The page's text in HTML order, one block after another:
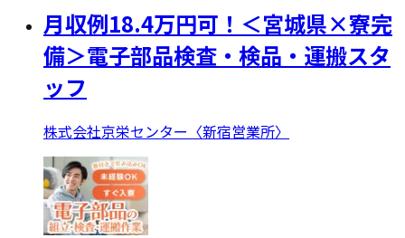
月収例18.4万円可！＜宮城県×寮完
備＞電子部品検査・検品・運搬スタ
ッフ
株式会社京栄センター〈新宿営業所〉